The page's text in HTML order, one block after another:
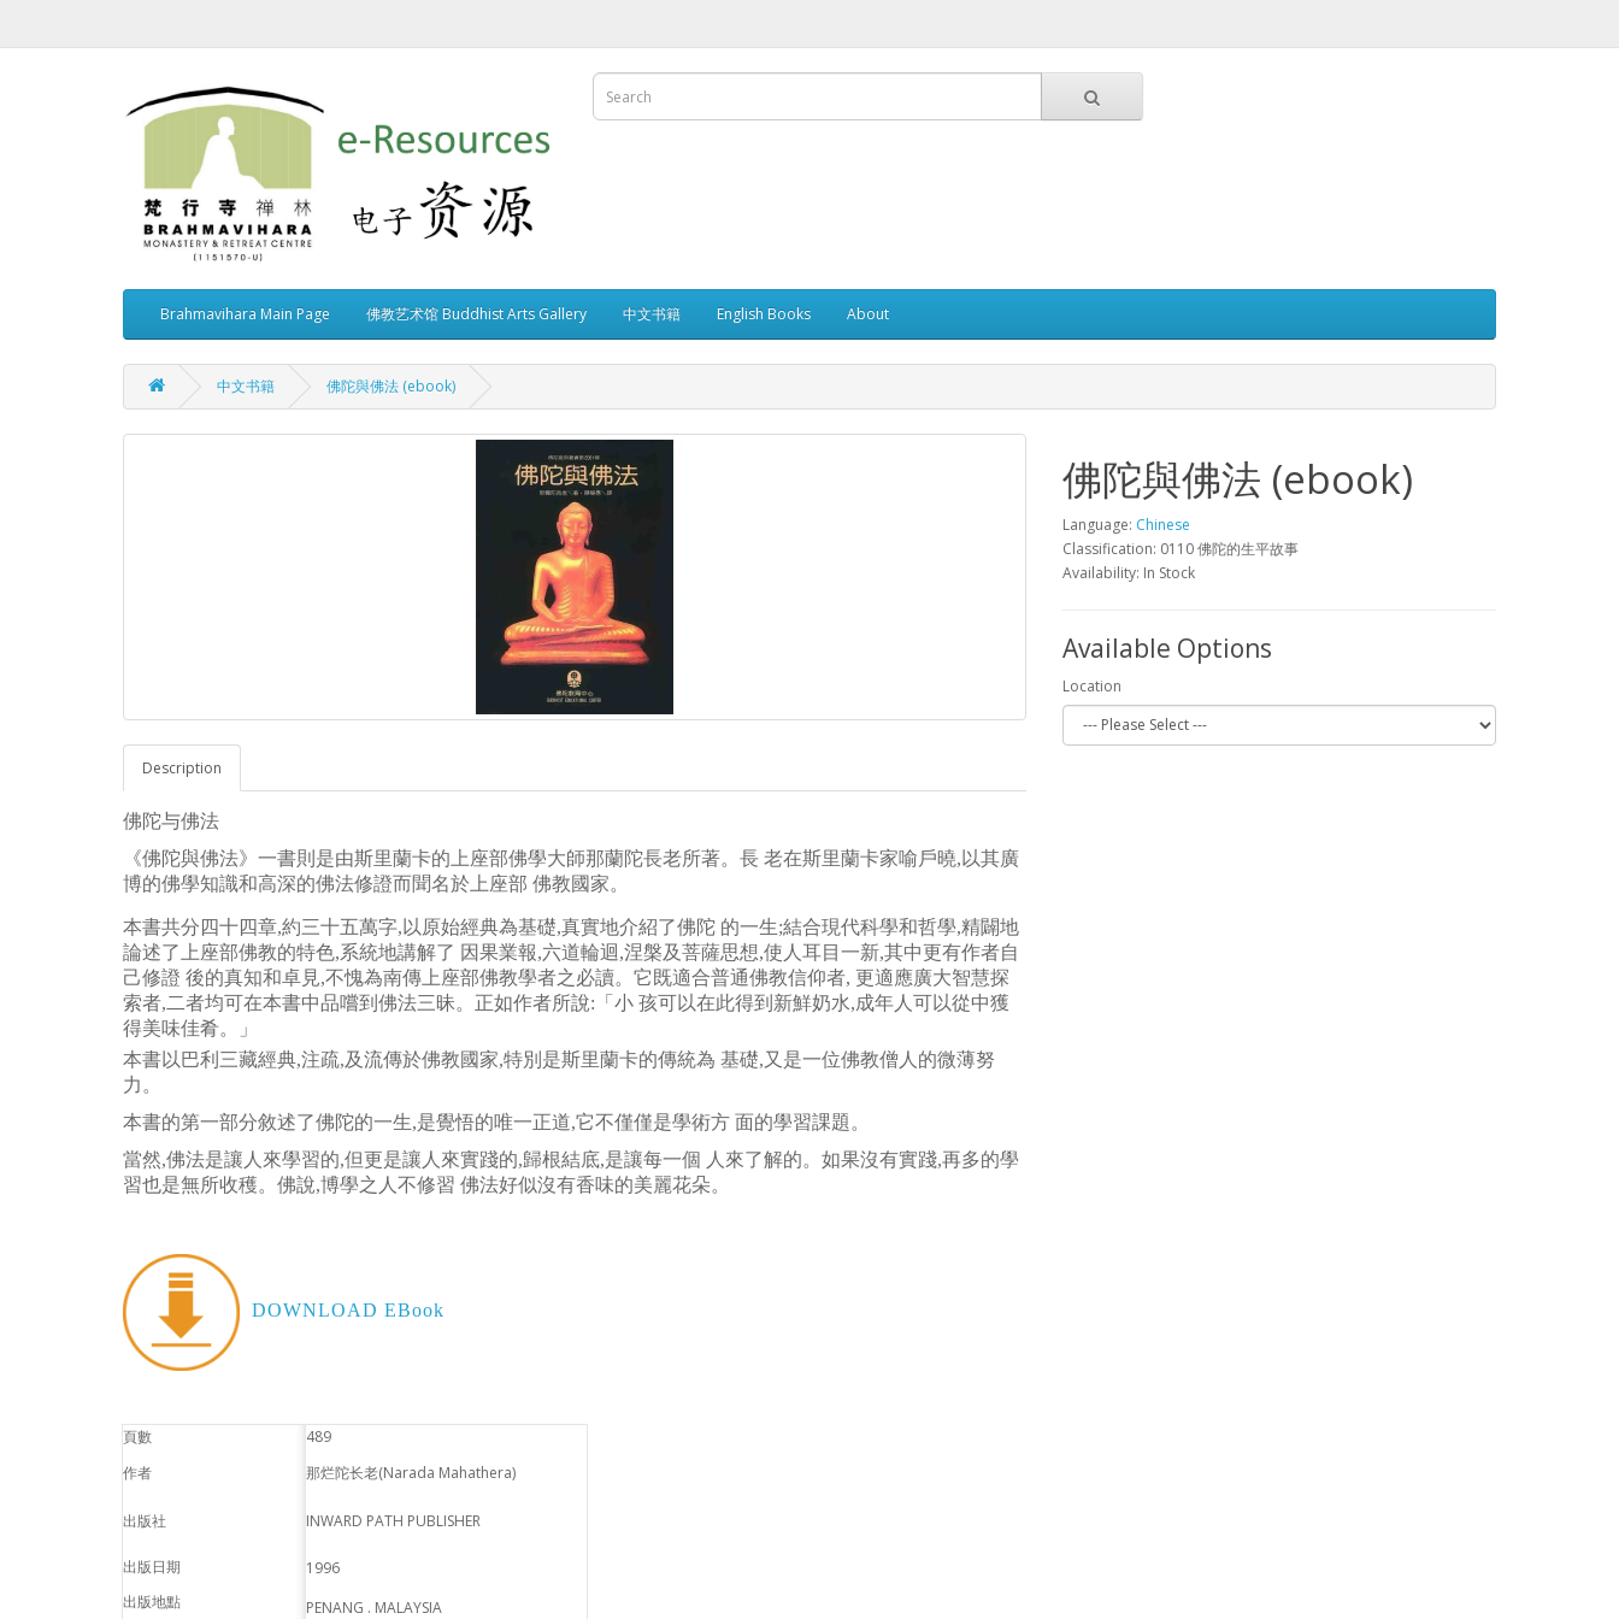
Brahmavihara Main Page 佛教艺术馆 Buddhist Arts Gallery 中文书籍 English Books About
中文书籍 佛陀與佛法 (ebook)
Description
佛陀与佛法
《佛陀與佛法》一書則是由斯里蘭卡的上座部佛學大師那蘭陀長老所著。長 老在斯里蘭卡家喻戶曉,以其廣
博的佛學知識和高深的佛法修證而聞名於上座部 佛教國家。
本書共分四十四章,約三十五萬字,以原始經典為基礎,真實地介紹了佛陀 的一生;結合現代科學和哲學,精闢地
論述了上座部佛教的特色,系統地講解了 因果業報,六道輪迴,涅槃及菩薩思想,使人耳目一新,其中更有作者自
己修證 後的真知和卓見,不愧為南傳上座部佛教學者之必讀。它既適合普通佛教信仰者, 更適應廣大智慧探
索者,二者均可在本書中品嚐到佛法三昧。正如作者所說:「小 孩可以在此得到新鮮奶水,成年人可以從中獲
得美味佳肴。」
本書以巴利三藏經典,注疏,及流傳於佛教國家,特別是斯里蘭卡的傳統為 基礎,又是一位佛教僧人的微薄努
力。
本書的第一部分敘述了佛陀的一生,是覺悟的唯一正道,它不僅僅是學術方 面的學習課題。
當然,佛法是讓人來學習的,但更是讓人來實踐的,歸根結底,是讓每一個 人來了解的。如果沒有實踐,再多的學
習也是無所收穫。佛說,博學之人不修習 佛法好似沒有香味的美麗花朵。
DOWNLOAD EBook
頁數
489
作者
那烂陀长老(Narada Mahathera)
出版社 INWARD PATH PUBLISHER
出版日期
1996
出版地點
PENANG . MALAYSIA
佛陀與佛法 (ebook)
Language: Chinese
Classification: 0110 佛陀的生平故事
Availability: In Stock
Available Options
Location